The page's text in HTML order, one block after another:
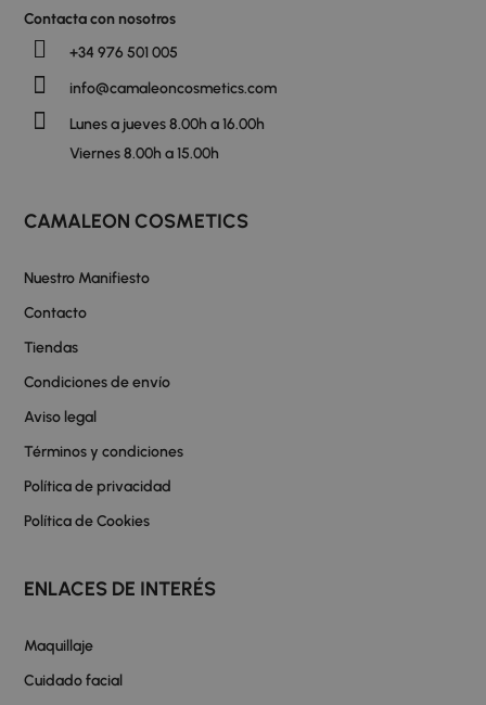
Contacta con nosotros
+34 976 501 005
info@camaleoncosmetics.com
Lunes a jueves 8.00h a 16.00h
Viernes 8.00h a 15.00h
CAMALEON COSMETICS
Nuestro Manifiesto
Contacto
Tiendas
Condiciones de envío
Aviso legal
Términos y condiciones
Política de privacidad
Política de Cookies
ENLACES DE INTERÉS
Maquillaje
Cuidado facial